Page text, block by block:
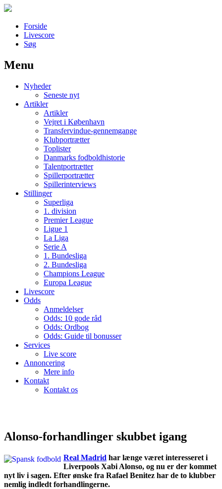
Forside
Livescore
Søg
Наши партнеры
лучшие займы
Menu
Nyheder
Seneste nyt
Artikler
Artikler
Vejret i København
Transfervindue-gennemgange
Klubportrætter
Toplister
Danmarks fodboldhistorie
Talentportrætter
Spillerportrætter
Spillerinterviews
Stillinger
Superliga
1. division
Premier League
Ligue 1
La Liga
Serie A
1. Bundesliga
2. Bundesliga
Champions League
Europa League
Livescore
Odds
Anmeldelser
Odds: 10 gode råd
Odds: Ordbog
Odds: Guide til bonusser
Services
Live score
Annoncering
Mere info
Kontakt
Kontakt os
Alonso-forhandlinger skubbet igang
Real Madrid har længe været interesseret i
Liverpools Xabi Alonso, og nu er der kommet
nyt liv i sagen. Efter ønske fra Rafael Benitez har de to klubber
nemlig indledt forhandlingerne.